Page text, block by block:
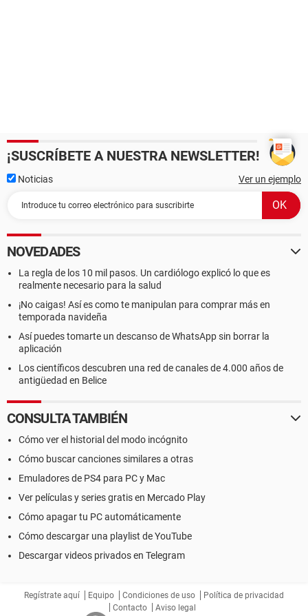
¡SUSCRÍBETE A NUESTRA NEWSLETTER!
Noticias Ver un ejemplo
NOVEDADES
La regla de los 10 mil pasos. Un cardiólogo explicó lo que es
realmente necesario para la salud
¡No caigas! Así es como te manipulan para comprar más en
temporada navideña
Así puedes tomarte un descanso de WhatsApp sin borrar la
aplicación
Los científicos descubren una red de canales de 4.000 años de
antigüedad en Belice
CONSULTA TAMBIÉN
Cómo ver el historial del modo incógnito
Cómo buscar canciones similares a otras
Emuladores de PS4 para PC y Mac
Ver películas y series gratis en Mercado Play
Cómo apagar tu PC automáticamente
Cómo descargar una playlist de YouTube
Descargar videos privados en Telegram
Regístrate aquí Equipo Condiciones de uso
Política de privacidad
Contacto
Aviso legal